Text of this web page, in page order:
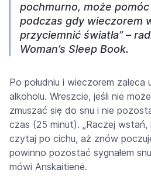
pochmurno, może
podczas gdy wieczorem
przyciemnić światła” –
Woman’s Sleep Book.
Po południu i wieczorem zaleca
alkoholu. Wreszcie, jeśli nie
zmuszać się do snu i nie
czas (25 minut). „Raczej
czytaj po cichu, aż znów
powinno pozostać sygnałem
mówi Anskaitienė.